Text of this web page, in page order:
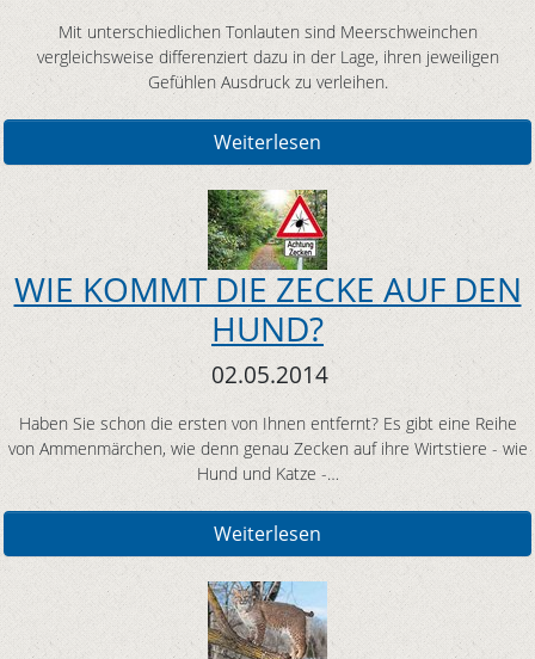
Mit unterschiedlichen Tonlauten sind Meerschweinchen
vergleichsweise differenziert dazu in der Lage, ihren jeweiligen
Gefühlen Ausdruck zu verleihen.
Weiterlesen
WIE KOMMT DIE ZECKE AUF DEN
HUND?
02.05.2014
Haben Sie schon die ersten von Ihnen entfernt? Es gibt eine Reihe
von Ammenmärchen, wie denn genau Zecken auf ihre Wirtstiere - wie
Hund und Katze -…
Weiterlesen